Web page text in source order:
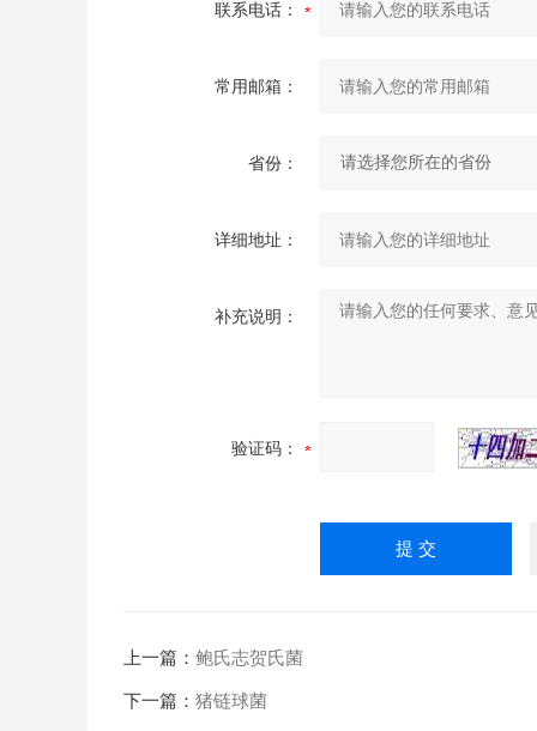
联系电话：
常用邮箱：
省份：
详细地址：
补充说明：
验证码：
上一篇： 鲍氏志贺氏菌
下一篇： 猪链球菌